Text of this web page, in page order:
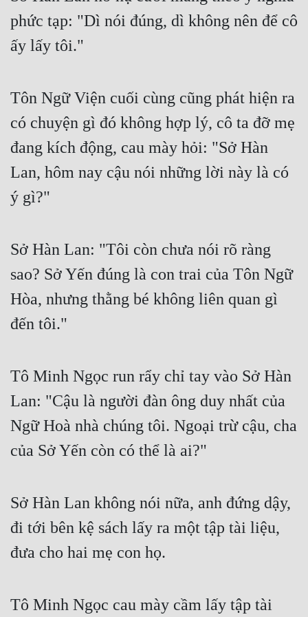
Quân Sự
Sảng Văn
Sủng
Thanh Xuân
Tiên Hiệp
Triều Đấu
Trùng Sinh
Trọng Sinh
Tu Chân
Tội Phạm
Vô Địch
Võ Hiệp
Xuyên Sách
Điền Văn
phức tạp: "Dì nói đúng, dì không nên để cô
ấy lấy tôi."
Tôn Ngữ Viện cuối cùng cũng phát hiện ra
có chuyện gì đó không hợp lý, cô ta đỡ mẹ
đang kích động, cau mày hỏi: "Sở Hàn
Lan, hôm nay cậu nói những lời này là có
ý gì?"
Sở Hàn Lan: "Tôi còn chưa nói rõ ràng
sao? Sở Yến đúng là con trai của Tôn Ngữ
Hòa, nhưng thằng bé không liên quan gì
đến tôi."
Tô Minh Ngọc run rẩy chỉ tay vào Sở Hàn
Lan: "Cậu là người đàn ông duy nhất của
Ngữ Hoà nhà chúng tôi. Ngoại trừ cậu, cha
của Sở Yến còn có thể là ai?"
Sở Hàn Lan không nói nữa, anh đứng dậy,
đi tới bên kệ sách lấy ra một tập tài liệu,
đưa cho hai mẹ con họ.
Tô Minh Ngọc cau mày cầm lấy tập tài